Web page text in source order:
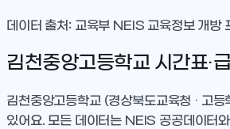
데이터 출처: 교육부 NEIS 교육정보 개
김천중앙고등학교 시간표·
김천중앙고등학교(경상북도교육청 · 고등
있어요. 모든 데이터는 NEIS 공공데이터